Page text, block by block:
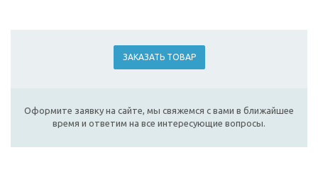
ЗАКАЗАТЬ ТОВАР
Оформите заявку на сайте, мы свяжемся с вами в ближайшее
время и ответим на все интересующие вопросы.